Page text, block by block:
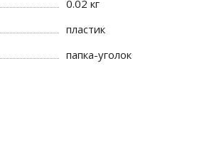
0.02 кг
пластик
папка-уголок